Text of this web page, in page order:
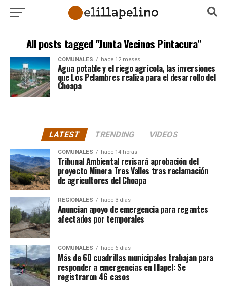
All posts tagged "Junta Vecinos Pintacura"
COMUNALES hace 12 meses
Agua potable y el riego agrícola, las inversiones
que Los Pelambres realiza para el desarrollo del
Choapa
LATEST TRENDING VIDEOS
COMUNALES hace 14 horas
Tribunal Ambiental revisará aprobación del
proyecto Minera Tres Valles tras reclamación
de agricultores del Choapa
REGIONALES hace 3 días
Anuncian apoyo de emergencia para regantes
afectados por temporales
COMUNALES hace 6 días
Más de 60 cuadrillas municipales trabajan para
responder a emergencias en Illapel: Se
registraron 46 casos